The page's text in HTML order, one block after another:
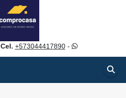
Cel. +573044417890-